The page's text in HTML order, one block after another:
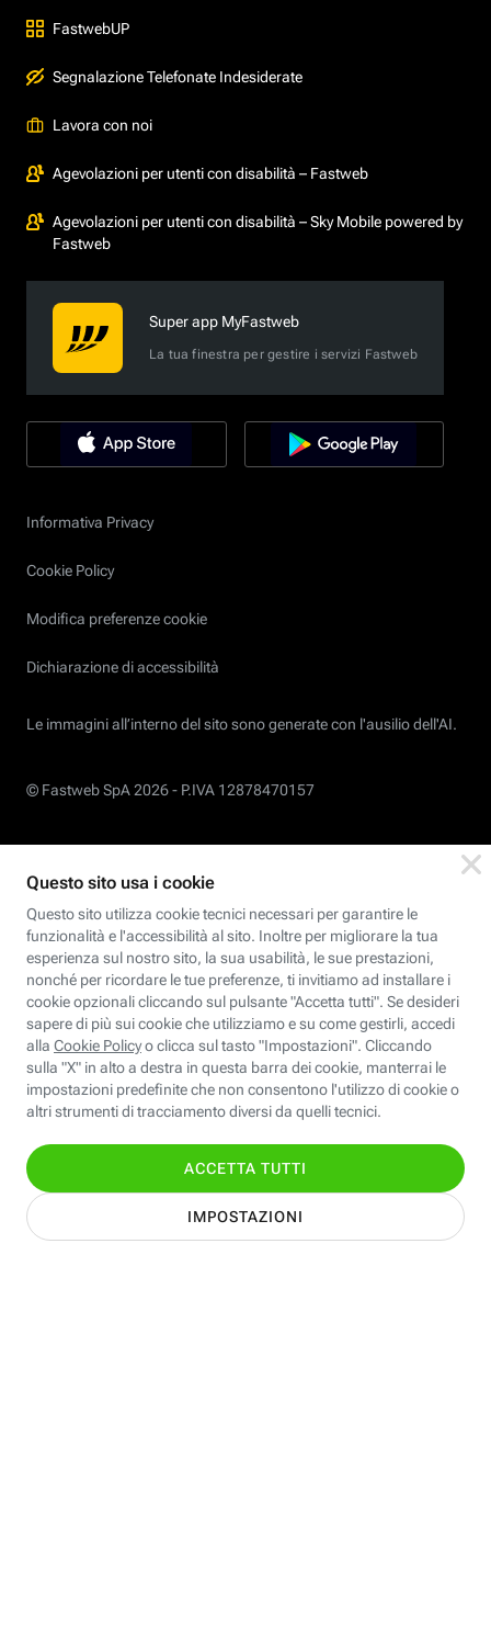
FastwebUP
Segnalazione Telefonate Indesiderate
Lavora con noi
Agevolazioni per utenti con disabilità – Fastweb
Agevolazioni per utenti con disabilità – Sky Mobile powered by
Fastweb
Super app MyFastweb
La tua finestra per gestire i servizi Fastweb
Informativa Privacy
Cookie Policy
Modifica preferenze cookie
Dichiarazione di accessibilità
Le immagini all’interno del sito sono generate con l'ausilio dell'AI.
© Fastweb SpA 2026 - P.IVA 12878470157